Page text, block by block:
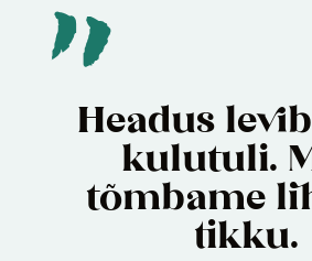
Headus
kulutuli.
tõmbame
tikku.